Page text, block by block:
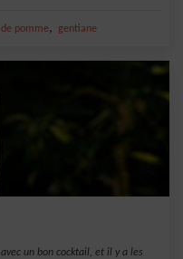
de pomme, gentiane
un bon cocktail, et il y a les